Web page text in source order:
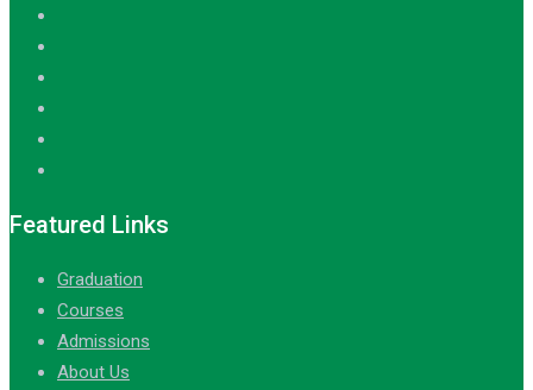
Featured Links
Graduation
Courses
Admissions
About Us